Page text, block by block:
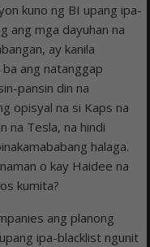
kuno ng BI upang ipa-
ang mga dayuhan na
ay kanila
ang natanggap
pansin din na
opisyal na si Kaps na
na Tesla, na hindi
halaga.
o kay Haidee na
kumita?
ang planong
ipa-blacklist ngunit